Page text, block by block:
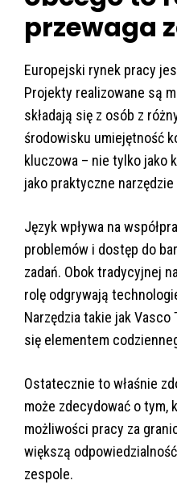
przewaga
Europejski rynek pracy
Projekty realizowane są
składają się z osób z
środowisku umiejętność
kluczowa – nie tylko jako
jako praktyczne narzędzie
Język wpływa na
problemów i dostęp do
zadań. Obok tradycyjnej
rolę odgrywają
Narzędzia takie jak
się elementem
Ostatecznie to właśnie
może zdecydować o tym,
możliwości pracy za
większą
zespole.